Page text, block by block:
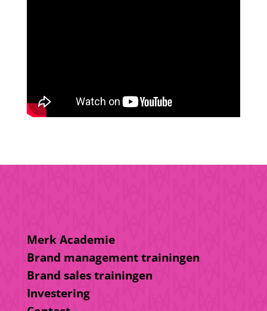
Merk Academie
Brand management trainingen
Brand sales trainingen
Investering